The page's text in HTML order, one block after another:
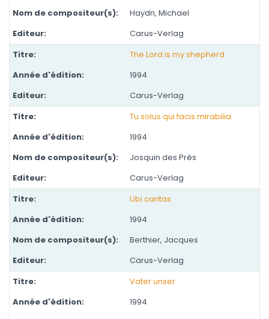
Haydn, Michael
Carus-Verlag
The Lord is my shepherd
1994
Carus-Verlag
Tu solus qui facis mirabilia
1994
Josquin des Prés
Carus-Verlag
Ubi caritas
1994
Berthier, Jacques
Carus-Verlag
Vater unser
1994